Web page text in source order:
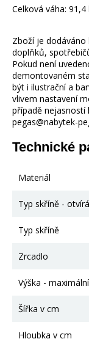
Celková váha: 91,4
Zboží je dodáváno
doplňků,
Pokud není
demontovaném
být i ilustrační a
vlivem nastavení
případě nejasností
pegas@nabytek-
Technické
Materiál
Typ skříně -
Typ skříně
Zrcadlo
Výška -
Šířka v cm
Hloubka v cm